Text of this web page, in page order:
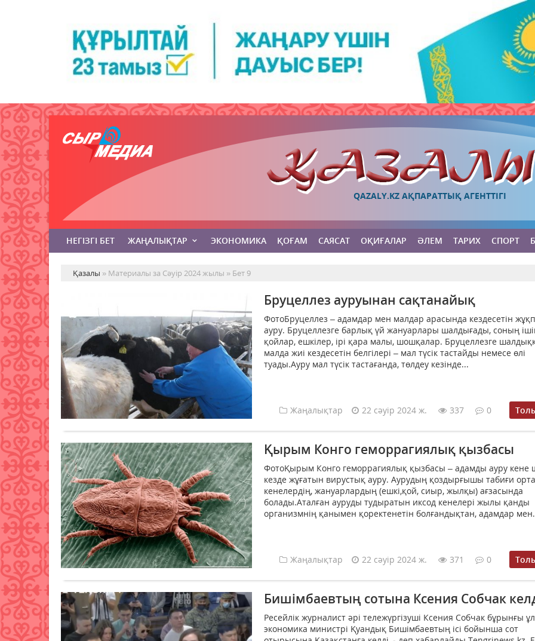
QAZALY.KZ АҚПАРАТТЫҚ АГЕНТТІГІ
НЕГІЗГІ БЕТ ЖАҢАЛЫҚТАР ЭКОНОМИКА ҚОҒАМ САЯСАТ ОҚИҒАЛАР ӘЛЕМ ТАРИХ СПОРТ
Қазалы » Материалы за Сәуір 2024 жылы » Бет 9
Бруцеллез ауруынан сақтанайық
ФотоБруцеллез – адамдар мен малдар арасында кездесетін
ауру. Бруцеллезге барлық үй жануарлары шалдығады, соның
қойлар, ешкілер, ірі қара малы, шошқалар. Бруцеллезге
малда жиі кездесетін белгілері – мал түсік тастайды немесе өлі
туады.Ауру мал түсік тастағанда, төлдеу кезінде...
Жаңалықтар 22 сәуір 2024 ж. 337 0
Қырым Конго геморрагиялық қызбасы
ФотоҚырым Конго геморрагиялық қызбасы – адамды ауру кене
кезде жұғатын вирустық ауру. Аурудың қоздырғышы табиғи
кенелердің, жануарлардың (ешкі,қой, сиыр, жылқы) ағзасында
болады.Аталған ауруды тудыратын иксод кенелері жылы қанды
организмнің қанымен қоректенетін болғандықтан, адамдар
Жаңалықтар 22 сәуір 2024 ж. 371 0
Бишімбаевтың сотына Ксения Собчак
Ресейлік журналист әрі тележүргізуші Ксения Собчак бұрынғы
экономика министрі Қуандық Бишімбаевтың ісі бойынша сот